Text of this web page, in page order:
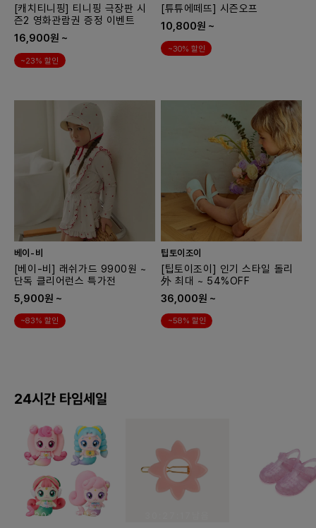
[캐치티니핑] 티니핑 극장판 시
즌2 영화관람권 증정 이벤트
16,900원 ~
~23% 할인
[튜튜에떼뜨] 시즌오프
10,800원 ~
~30% 할인
베이-비
[베이-비] 래쉬가드 9900원 ~
단독 클리어런스 특가전
5,900원 ~
~83% 할인
팁토이조이
[팁토이조이] 인기 스타일 돌리
外 최대 ~ 54%OFF
36,000원 ~
~58% 할인
24시간 타임세일
30:27:16남음